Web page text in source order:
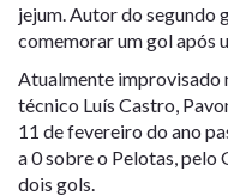
jejum. Autor do segundo
comemorar um gol após
Atualmente improvisado
técnico Luís Castro,
11 de fevereiro do ano
a 0 sobre o Pelotas, pelo
dois gols.